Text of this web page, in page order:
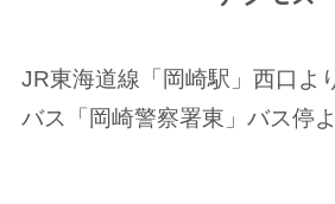
JR東海道線「岡崎駅」西口よ
バス「岡崎警察署東」バス停